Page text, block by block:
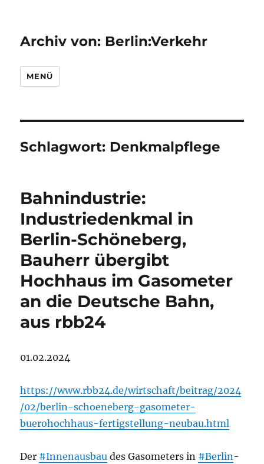
Archiv von: Berlin:Verkehr
MENÜ
Schlagwort: Denkmalpflege
Bahnindustrie:
Industriedenkmal in
Berlin-Schöneberg,
Bauherr übergibt
Hochhaus im Gasometer
an die Deutsche Bahn,
aus rbb24
01.02.2024
https://www.rbb24.de/wirtschaft/beitrag/2024
/02/berlin-schoeneberg-gasometer-
buerohochhaus-fertigstellung-neubau.html
Der #Innenausbau des Gasometers in #Berlin-